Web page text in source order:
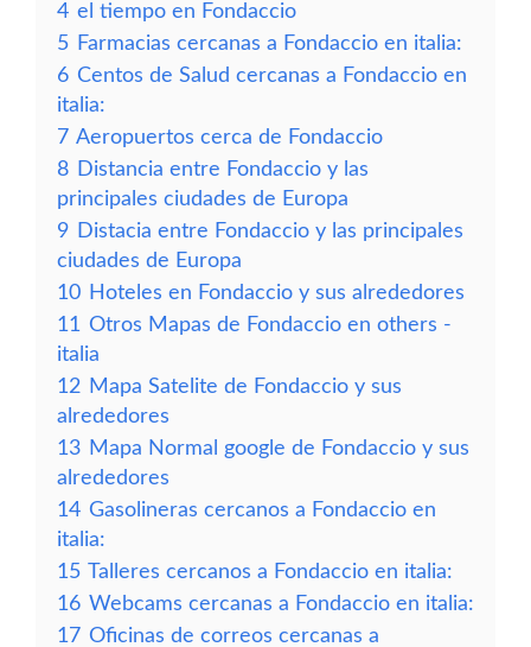
4 el tiempo en Fondaccio
5 Farmacias cercanas a Fondaccio en italia:
6 Centos de Salud cercanas a Fondaccio en
italia:
7 Aeropuertos cerca de Fondaccio
8 Distancia entre Fondaccio y las
principales ciudades de Europa
9 Distacia entre Fondaccio y las principales
ciudades de Europa
10 Hoteles en Fondaccio y sus alrededores
11 Otros Mapas de Fondaccio en others -
italia
12 Mapa Satelite de Fondaccio y sus
alrededores
13 Mapa Normal google de Fondaccio y sus
alrededores
14 Gasolineras cercanos a Fondaccio en
italia:
15 Talleres cercanos a Fondaccio en italia:
16 Webcams cercanas a Fondaccio en italia:
17 Oficinas de correos cercanas a